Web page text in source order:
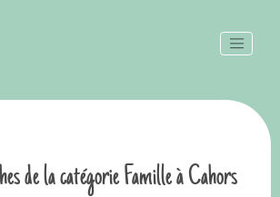
de la catégorie Famille à Cahors